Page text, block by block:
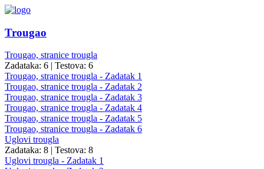
Trougao
Trougao, stranice trougla
Zadataka: 6 | Testova: 6
Trougao, stranice trougla - Zadatak 1
Trougao, stranice trougla - Zadatak 2
Trougao, stranice trougla - Zadatak 3
Trougao, stranice trougla - Zadatak 4
Trougao, stranice trougla - Zadatak 5
Trougao, stranice trougla - Zadatak 6
Uglovi trougla
Zadataka: 8 | Testova: 8
Uglovi trougla - Zadatak 1